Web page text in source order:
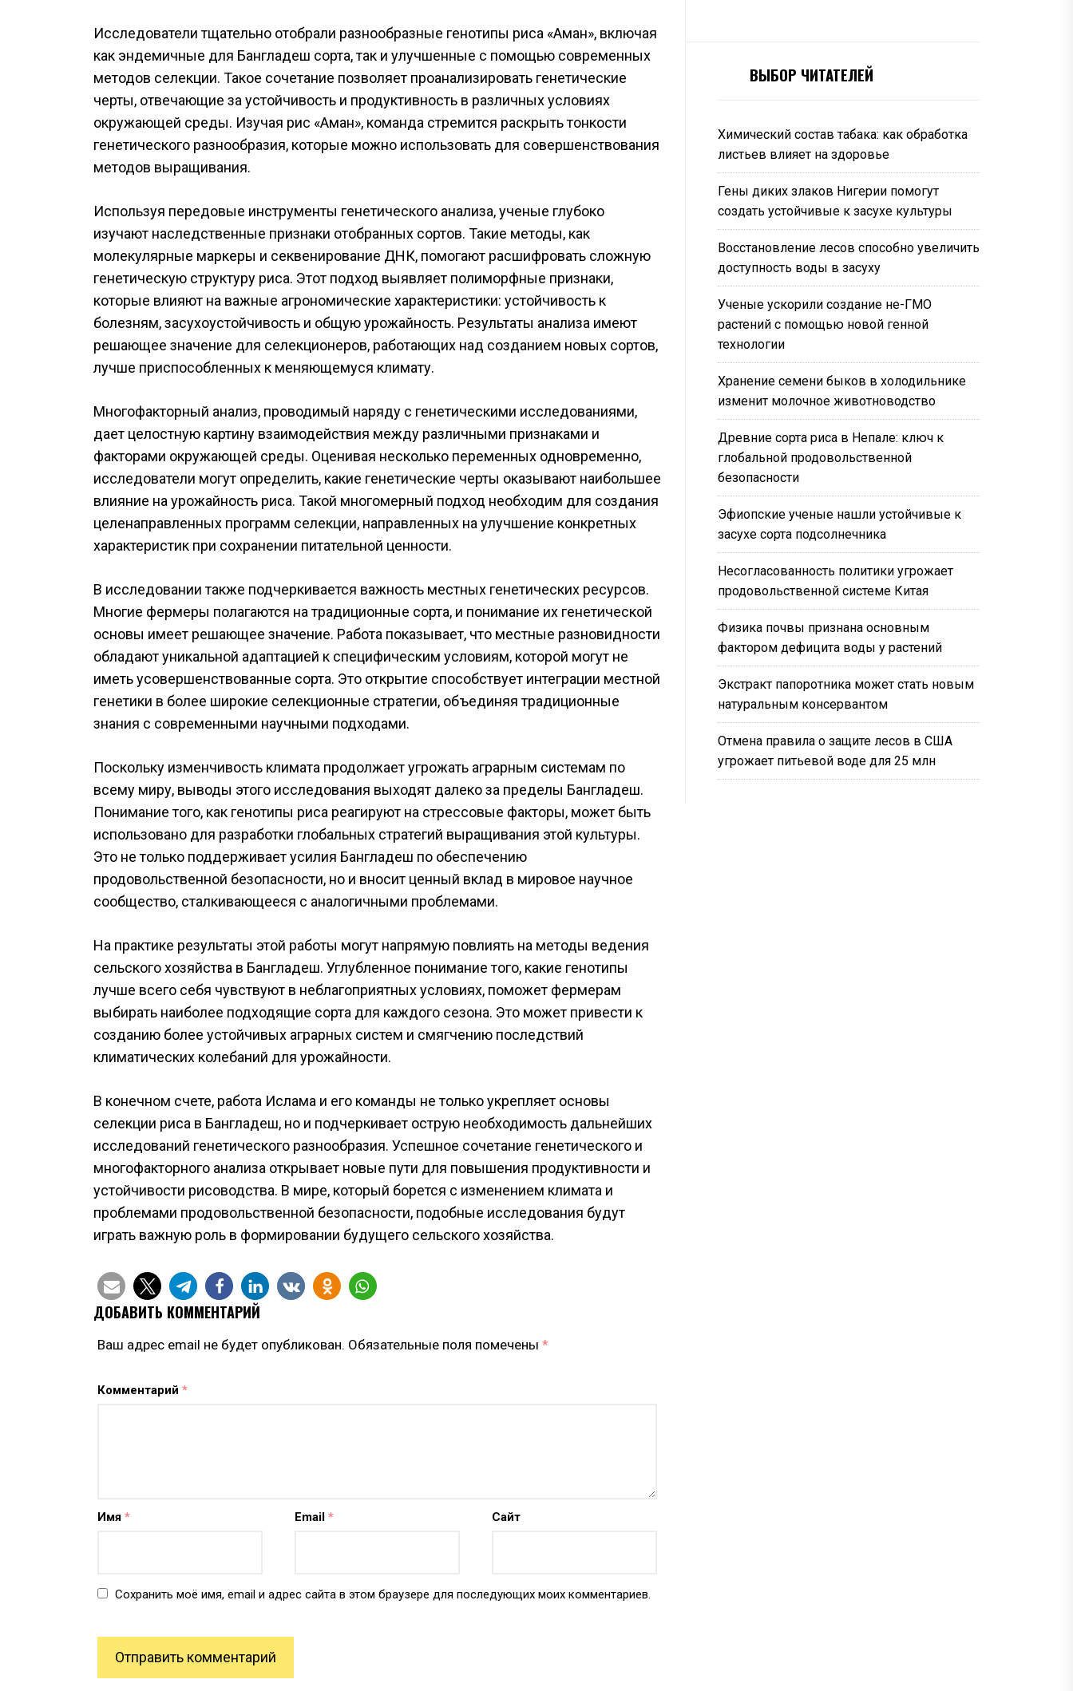
Исследователи тщательно отобрали разнообразные генотипы риса «Аман», включая
как эндемичные для Бангладеш сорта, так и улучшенные с помощью современных
методов селекции. Такое сочетание позволяет проанализировать генетические
черты, отвечающие за устойчивость и продуктивность в различных условиях
окружающей среды. Изучая рис «Аман», команда стремится раскрыть тонкости
генетического разнообразия, которые можно использовать для совершенствования
методов выращивания.
Используя передовые инструменты генетического анализа, ученые глубоко
изучают наследственные признаки отобранных сортов. Такие методы, как
молекулярные маркеры и секвенирование ДНК, помогают расшифровать сложную
генетическую структуру риса. Этот подход выявляет полиморфные признаки,
которые влияют на важные агрономические характеристики: устойчивость к
болезням, засухоустойчивость и общую урожайность. Результаты анализа имеют
решающее значение для селекционеров, работающих над созданием новых сортов,
лучше приспособленных к меняющемуся климату.
Многофакторный анализ, проводимый наряду с генетическими исследованиями,
дает целостную картину взаимодействия между различными признаками и
факторами окружающей среды. Оценивая несколько переменных одновременно,
исследователи могут определить, какие генетические черты оказывают наибольшее
влияние на урожайность риса. Такой многомерный подход необходим для создания
целенаправленных программ селекции, направленных на улучшение конкретных
характеристик при сохранении питательной ценности.
В исследовании также подчеркивается важность местных генетических ресурсов.
Многие фермеры полагаются на традиционные сорта, и понимание их генетической
основы имеет решающее значение. Работа показывает, что местные разновидности
обладают уникальной адаптацией к специфическим условиям, которой могут не
иметь усовершенствованные сорта. Это открытие способствует интеграции местной
генетики в более широкие селекционные стратегии, объединяя традиционные
знания с современными научными подходами.
Поскольку изменчивость климата продолжает угрожать аграрным системам по
всему миру, выводы этого исследования выходят далеко за пределы Бангладеш.
Понимание того, как генотипы риса реагируют на стрессовые факторы, может быть
использовано для разработки глобальных стратегий выращивания этой культуры.
Это не только поддерживает усилия Бангладеш по обеспечению
продовольственной безопасности, но и вносит ценный вклад в мировое научное
сообщество, сталкивающееся с аналогичными проблемами.
На практике результаты этой работы могут напрямую повлиять на методы ведения
сельского хозяйства в Бангладеш. Углубленное понимание того, какие генотипы
лучше всего себя чувствуют в неблагоприятных условиях, поможет фермерам
выбирать наиболее подходящие сорта для каждого сезона. Это может привести к
созданию более устойчивых аграрных систем и смягчению последствий
климатических колебаний для урожайности.
В конечном счете, работа Ислама и его команды не только укрепляет основы
селекции риса в Бангладеш, но и подчеркивает острую необходимость дальнейших
исследований генетического разнообразия. Успешное сочетание генетического и
многофакторного анализа открывает новые пути для повышения продуктивности и
устойчивости рисоводства. В мире, который борется с изменением климата и
проблемами продовольственной безопасности, подобные исследования будут
играть важную роль в формировании будущего сельского хозяйства.
ДОБАВИТЬ КОММЕНТАРИЙ
Ваш адрес email не будет опубликован. Обязательные поля помечены *
Комментарий *
Имя * Email * Сайт
Сохранить моё имя, email и адрес сайта в этом браузере для последующих моих комментариев.
ВЫБОР ЧИТАТЕЛЕЙ
Химический состав табака: как обработка
листьев влияет на здоровье
Гены диких злаков Нигерии помогут
создать устойчивые к засухе культуры
Восстановление лесов способно увеличить
доступность воды в засуху
Ученые ускорили создание не-ГМО
растений с помощью новой генной
технологии
Хранение семени быков в холодильнике
изменит молочное животноводство
Древние сорта риса в Непале: ключ к
глобальной продовольственной
безопасности
Эфиопские ученые нашли устойчивые к
засухе сорта подсолнечника
Несогласованность политики угрожает
продовольственной системе Китая
Физика почвы признана основным
фактором дефицита воды у растений
Экстракт папоротника может стать новым
натуральным консервантом
Отмена правила о защите лесов в США
угрожает питьевой воде для 25 млн